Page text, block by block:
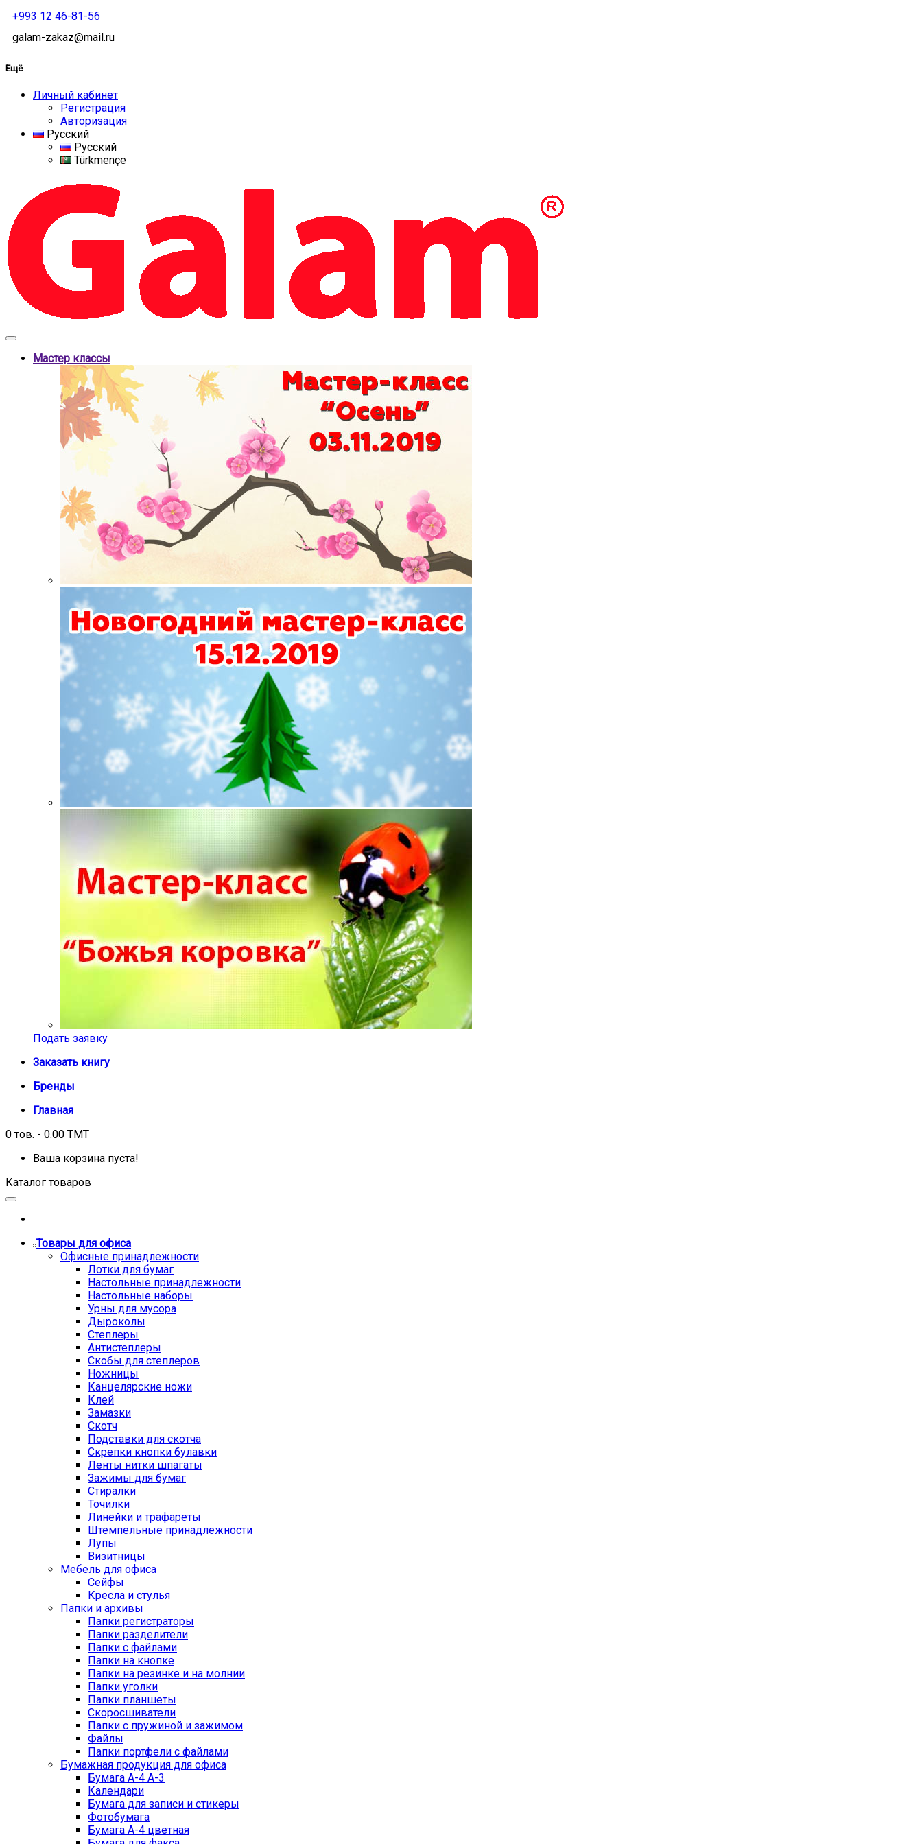
+993 12 46-81-56
galam-zakaz@mail.ru
Ещё
Личный кабинет
Регистрация
Авторизация
Русский
Русский
Türkmençe
Мастер классы
Подать заявку
Заказать книгу
Бренды
Главная
0 тов. - 0.00 TMT
Ваша корзина пуста!
Каталог товаров
Товары для офиса
Офисные принадлежности
Лотки для бумаг
Настольные принадлежности
Настольные наборы
Урны для мусора
Дыроколы
Степлеры
Антистеплеры
Скобы для степлеров
Ножницы
Канцелярские ножи
Клей
Замазки
Скотч
Подставки для скотча
Скрепки кнопки булавки
Ленты нитки шпагаты
Зажимы для бумаг
Стиралки
Точилки
Линейки и трафареты
Штемпельные принадлежности
Лупы
Визитницы
Мебель для офиса
Сейфы
Кресла и стулья
Папки и архивы
Папки регистраторы
Папки разделители
Папки с файлами
Папки на кнопке
Папки на резинке и на молнии
Папки уголки
Папки планшеты
Скоросшиватели
Папки с пружиной и зажимом
Файлы
Папки портфели с файлами
Бумажная продукция для офиса
Бумага А-4 А-3
Календари
Бумага для записи и стикеры
Фотобумага
Бумага А-4 цветная